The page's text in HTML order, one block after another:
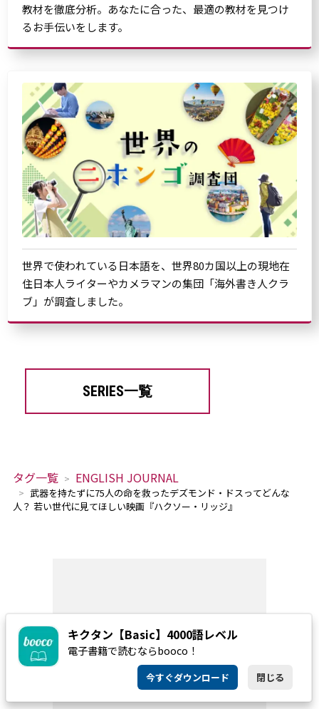
教材を徹底分析。あなたに合った、最適の教材を見つけ
るお手伝いをします。
世界で使われている日本語を、世界80カ国以上の現地在
住日本人ライターやカメラマンの集団「海外書き人クラ
ブ」が調査しました。
SERIES一覧
タグ一覧 ENGLISH JOURNAL
武器を持たずに75人の命を救ったデズモンド・ドスってどんな
人？ 若い世代に見てほしい映画『ハクソー・リッジ』
キクタン【Basic】4000語レベル
電子書籍で読むならbooco！
今すぐダウンロード 閉じる